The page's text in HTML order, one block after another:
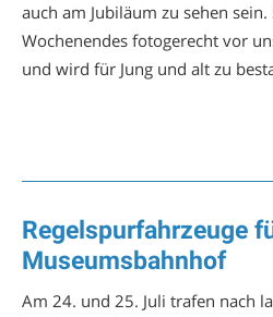
auch am Jubiläum zu sehen
Wochenendes fotogerecht vor
und wird für Jung und alt zu
Regelspurfahrzeuge
Museumsbahnhof
Am 24. und 25. Juli trafen nach